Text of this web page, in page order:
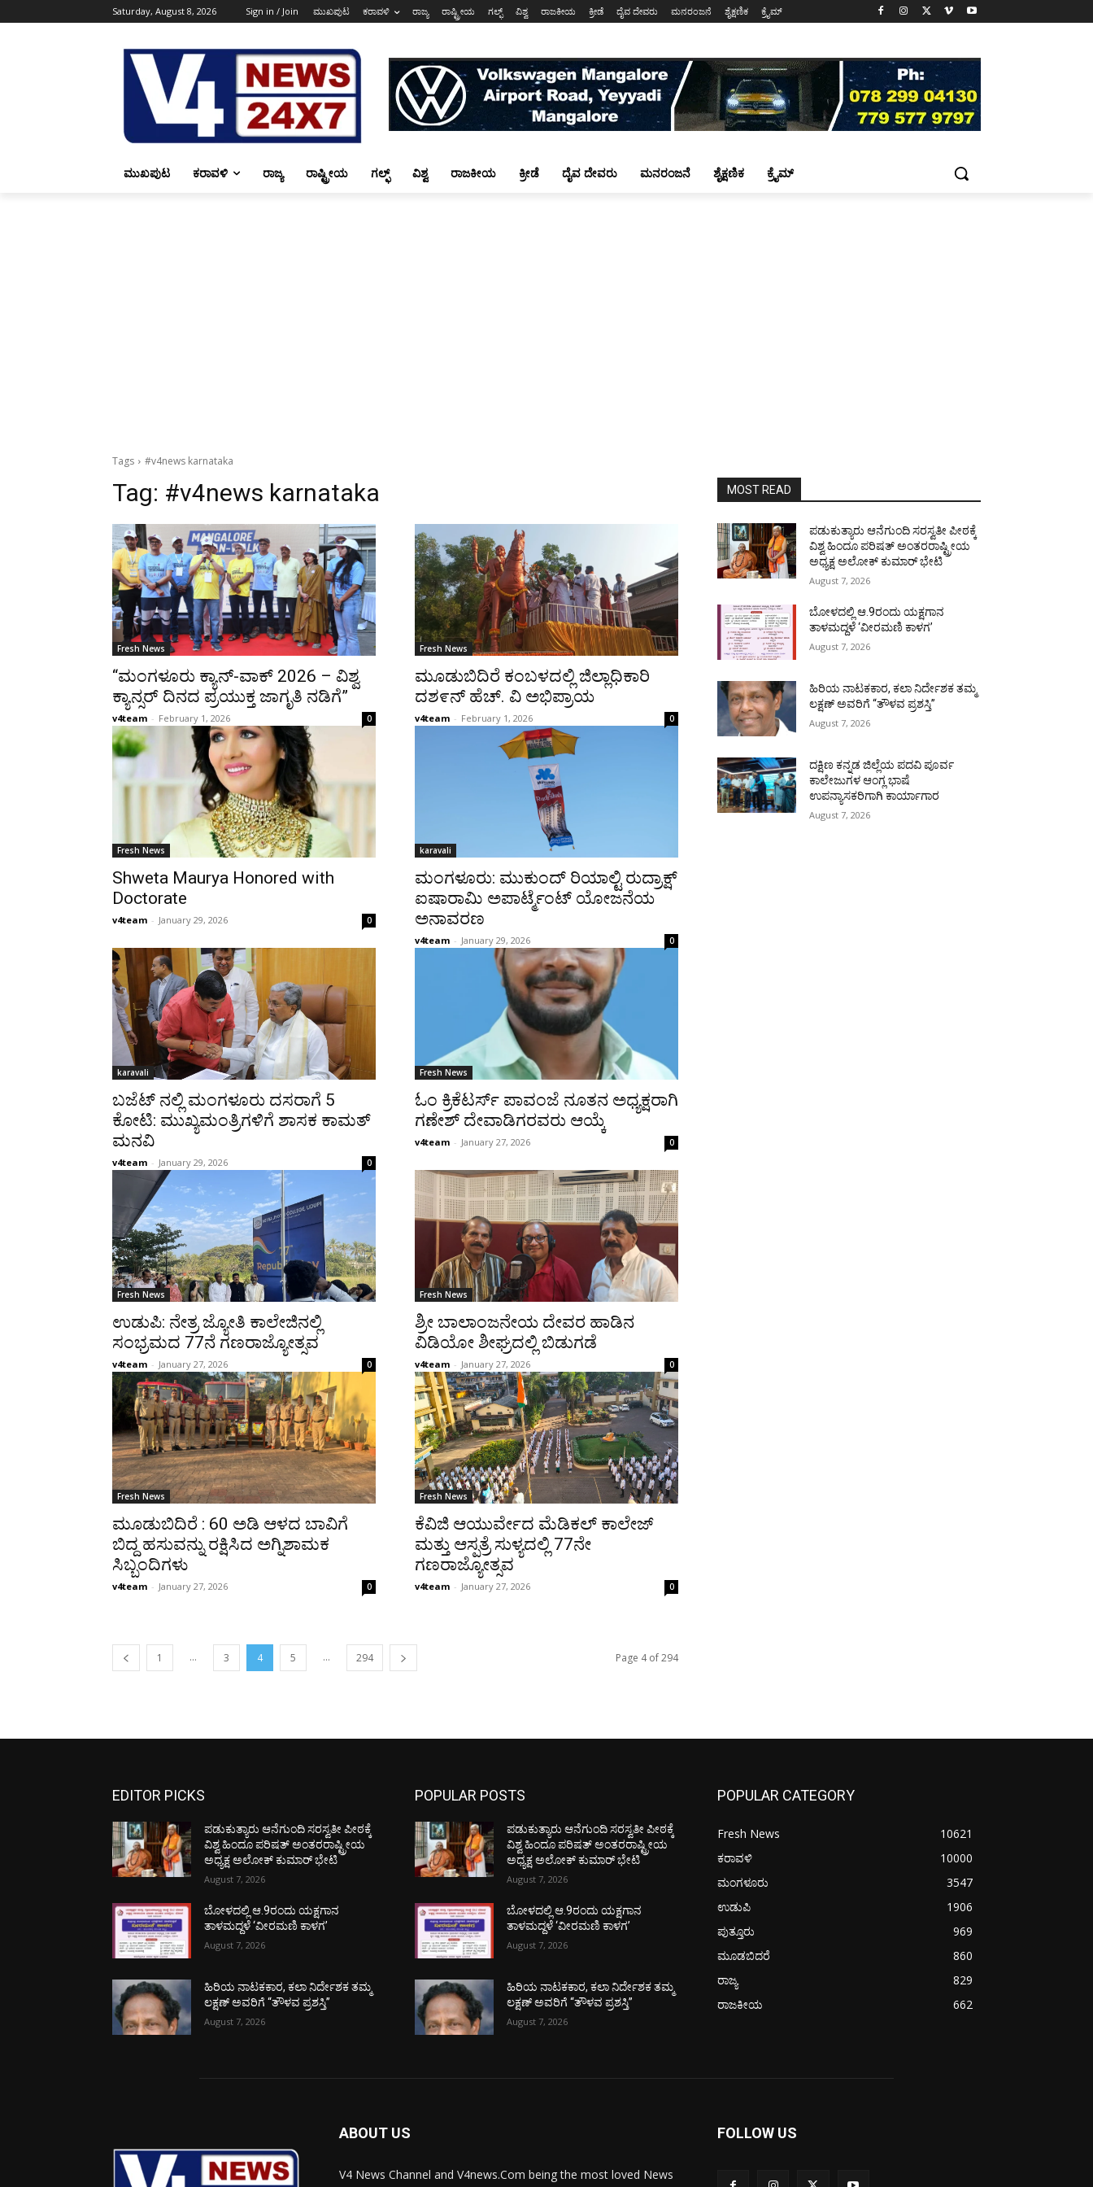
Saturday, August 8, 2026 Sign in / Join ಮುಖಪುಟ ಕರಾವಳಿ ರಾಜ್ಯ ರಾಷ್ಟ್ರೀಯ ಗಲ್ಫ್ ವಿಶ್ವ ರಾಜಕೀಯ ಕ್ರೀಡೆ ದೈವ ದೇವರು ಮನರಂಜನೆ ಶೈಕ್ಷಣಿಕ ಕ್ರೈಮ್
ಮುಖಪುಟ ಕರಾವಳಿ ರಾಜ್ಯ ರಾಷ್ಟ್ರೀಯ ಗಲ್ಫ್ ವಿಶ್ವ ರಾಜಕೀಯ ಕ್ರೀಡೆ ದೈವ ದೇವರು ಮನರಂಜನೆ ಶೈಕ್ಷಣಿಕ ಕ್ರೈಮ್
Tags #v4news karnataka
Tag: #v4news karnataka
Fresh News
“ಮಂಗಳೂರು ಕ್ಯಾನ್-ವಾಕ್ 2026 – ವಿಶ್ವ
ಕ್ಯಾನ್ಸರ್ ದಿನದ ಪ್ರಯುಕ್ತ ಜಾಗೃತಿ ನಡಿಗೆ”
v4team - February 1, 2026 0
Fresh News
ಮೂಡುಬಿದಿರೆ ಕಂಬಳದಲ್ಲಿ ಜಿಲ್ಲಾಧಿಕಾರಿ
ದಶ೯ನ್ ಹೆಚ್. ವಿ ಅಭಿಪ್ರಾಯ
v4team - February 1, 2026 0
Fresh News
Shweta Maurya Honored with
Doctorate
v4team - January 29, 2026 0
karavali
ಮಂಗಳೂರು: ಮುಕುಂದ್ ರಿಯಾಲ್ಟಿ ರುದ್ರಾಕ್ಷ್
ಐಷಾರಾಮಿ ಅಪಾರ್ಟ್ಮೆಂಟ್ ಯೋಜನೆಯ
ಅನಾವರಣ
v4team - January 29, 2026 0
karavali
ಬಜೆಟ್ ನಲ್ಲಿ ಮಂಗಳೂರು ದಸರಾಗೆ 5
ಕೋಟಿ: ಮುಖ್ಯಮಂತ್ರಿಗಳಿಗೆ ಶಾಸಕ ಕಾಮತ್
ಮನವಿ
v4team - January 29, 2026 0
Fresh News
ಓಂ ಕ್ರಿಕೆಟರ್ಸ್ ಪಾವಂಜೆ ನೂತನ ಅಧ್ಯಕ್ಷರಾಗಿ
ಗಣೇಶ್ ದೇವಾಡಿಗರವರು ಆಯ್ಕೆ
v4team - January 27, 2026 0
Fresh News
ಉಡುಪಿ: ನೇತ್ರ ಜ್ಯೋತಿ ಕಾಲೇಜಿನಲ್ಲಿ
ಸಂಭ್ರಮದ 77ನೆ ಗಣರಾಜ್ಯೋತ್ಸವ
v4team - January 27, 2026 0
Fresh News
ಶ್ರೀ ಬಾಲಾಂಜನೇಯ ದೇವರ ಹಾಡಿನ
ವಿಡಿಯೋ ಶೀಘ್ರದಲ್ಲಿ ಬಿಡುಗಡೆ
v4team - January 27, 2026 0
Fresh News
ಮೂಡುಬಿದಿರೆ : 60 ಅಡಿ ಆಳದ ಬಾವಿಗೆ
ಬಿದ್ದ ಹಸುವನ್ನು ರಕ್ಷಿಸಿದ ಅಗ್ನಿಶಾಮಕ
ಸಿಬ್ಬಂದಿಗಳು
v4team - January 27, 2026 0
Fresh News
ಕೆವಿಜಿ ಆಯುರ್ವೇದ ಮೆಡಿಕಲ್ ಕಾಲೇಜ್
ಮತ್ತು ಆಸ್ಪತ್ರೆ ಸುಳ್ಯದಲ್ಲಿ 77ನೇ
ಗಣರಾಜ್ಯೋತ್ಸವ
v4team - January 27, 2026 0
1 ... 3 4 5 ... 294 Page 4 of 294
MOST READ
ಪಡುಕುತ್ಯಾರು ಆನೆಗುಂದಿ ಸರಸ್ವತೀ ಪೀಠಕ್ಕೆ
ವಿಶ್ವ ಹಿಂದೂ ಪರಿಷತ್ ಅಂತರರಾಷ್ಟ್ರೀಯ
ಅಧ್ಯಕ್ಷ ಅಲೋಕ್ ಕುಮಾರ್ ಭೇಟಿ
August 7, 2026
ಬೋಳದಲ್ಲಿ ಆ.9ರಂದು ಯಕ್ಷಗಾನ
ತಾಳಮದ್ದಳೆ ‘ವೀರಮಣಿ ಕಾಳಗ’
August 7, 2026
ಹಿರಿಯ ನಾಟಕಕಾರ, ಕಲಾ ನಿರ್ದೇಶಕ ತಮ್ಮ
ಲಕ್ಷಣ್ ಅವರಿಗೆ “ತೌಳವ ಪ್ರಶಸ್ತಿ”
August 7, 2026
ದಕ್ಷಿಣ ಕನ್ನಡ ಜಿಲ್ಲೆಯ ಪದವಿ ಪೂರ್ವ
ಕಾಲೇಜುಗಳ ಆಂಗ್ಲ ಭಾಷೆ
ಉಪನ್ಯಾಸಕರಿಗಾಗಿ ಕಾರ್ಯಾಗಾರ
August 7, 2026
EDITOR PICKS
ಪಡುಕುತ್ಯಾರು ಆನೆಗುಂದಿ ಸರಸ್ವತೀ ಪೀಠಕ್ಕೆ
ವಿಶ್ವ ಹಿಂದೂ ಪರಿಷತ್ ಅಂತರರಾಷ್ಟ್ರೀಯ
ಅಧ್ಯಕ್ಷ ಅಲೋಕ್ ಕುಮಾರ್ ಭೇಟಿ
August 7, 2026
ಬೋಳದಲ್ಲಿ ಆ.9ರಂದು ಯಕ್ಷಗಾನ
ತಾಳಮದ್ದಳೆ ‘ವೀರಮಣಿ ಕಾಳಗ’
August 7, 2026
ಹಿರಿಯ ನಾಟಕಕಾರ, ಕಲಾ ನಿರ್ದೇಶಕ ತಮ್ಮ
ಲಕ್ಷಣ್ ಅವರಿಗೆ “ತೌಳವ ಪ್ರಶಸ್ತಿ”
August 7, 2026
POPULAR POSTS
ಪಡುಕುತ್ಯಾರು ಆನೆಗುಂದಿ ಸರಸ್ವತೀ ಪೀಠಕ್ಕೆ
ವಿಶ್ವ ಹಿಂದೂ ಪರಿಷತ್ ಅಂತರರಾಷ್ಟ್ರೀಯ
ಅಧ್ಯಕ್ಷ ಅಲೋಕ್ ಕುಮಾರ್ ಭೇಟಿ
August 7, 2026
ಬೋಳದಲ್ಲಿ ಆ.9ರಂದು ಯಕ್ಷಗಾನ
ತಾಳಮದ್ದಳೆ ‘ವೀರಮಣಿ ಕಾಳಗ’
August 7, 2026
ಹಿರಿಯ ನಾಟಕಕಾರ, ಕಲಾ ನಿರ್ದೇಶಕ ತಮ್ಮ
ಲಕ್ಷಣ್ ಅವರಿಗೆ “ತೌಳವ ಪ್ರಶಸ್ತಿ”
August 7, 2026
POPULAR CATEGORY
Fresh News
10621
ಕರಾವಳಿ
10000
ಮಂಗಳೂರು
3547
ಉಡುಪಿ
1906
ಪುತ್ತೂರು
969
ಮೂಡಬಿದರೆ
860
ರಾಜ್ಯ
829
ರಾಜಕೀಯ
662
ABOUT US
V4 News Channel and V4news.Com being the most loved News
FOLLOW US